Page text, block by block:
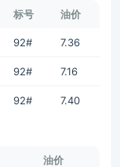
标号 油价
92# 7.36
92# 7.16
92# 7.40
油价